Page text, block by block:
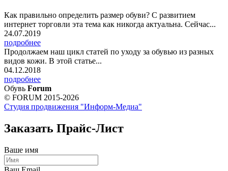
Как правильно определить размер обуви? С развитием
интернет торговли эта тема как никогда актуальна. Сейчас...
24.07.2019
подробнее
Продолжаем наш цикл статей по уходу за обувью из разных
видов кожи. В этой статье...
04.12.2018
подробнее
Обувь Forum
© FORUM 2015-2026
Студия продвижения "Информ-Медиа"
Заказать Прайс-Лист
Ваше имя